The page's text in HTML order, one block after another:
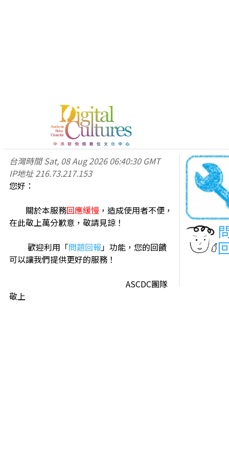
台灣時間Sat, 08 Aug 2026 06:40:30 GMT
IP地址216.73.217.153
您好：
關於本服務回應緩慢 ，造成使用者不便，
在此敬上萬分歉意，敬請見諒！
歡迎利用「問題回報」功能，您的回饋
可以讓我們提供更好的服務！
ASCDC團隊
敬上